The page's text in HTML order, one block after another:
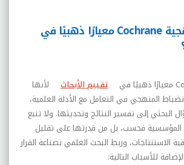
لماذا تُعد منهجية Cochrane معيارًا ذهبيًا في
معيارًا ذهبيًا في تقييم الأبحاث
لأنها
المنهجي في التعامل مع الأدلة العلمية،
البحثي إلى تفسير النتائج وتحديثها. ولا تنبع
فحسب، بل من قدرتها على تقليل
الاستنتاجات، وربط البحث العلمي بصناعة القرار
للأسباب التالية: